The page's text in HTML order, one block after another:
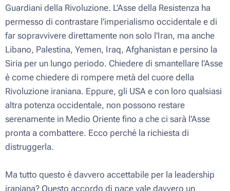
Guardiani della Rivoluzione. L’Asse della Resistenza ha
permesso di contrastare l’imperialismo occidentale e di
far sopravvivere direttamente non solo l’Iran, ma anche
Libano, Palestina, Yemen, Iraq, Afghanistan e persino la
Siria per un lungo periodo. Chiedere di smantellare l’Asse
è come chiedere di rompere metà del cuore della
Rivoluzione iraniana. Eppure, gli USA e con loro qualsiasi
altra potenza occidentale, non possono restare
serenamente in Medio Oriente fino a che ci sarà l’Asse
pronta a combattere. Ecco perché la richiesta di
distruggerla.
Ma tutto questo è davvero accettabile per la leadership
iraniana? Questo accordo di pace vale davvero un